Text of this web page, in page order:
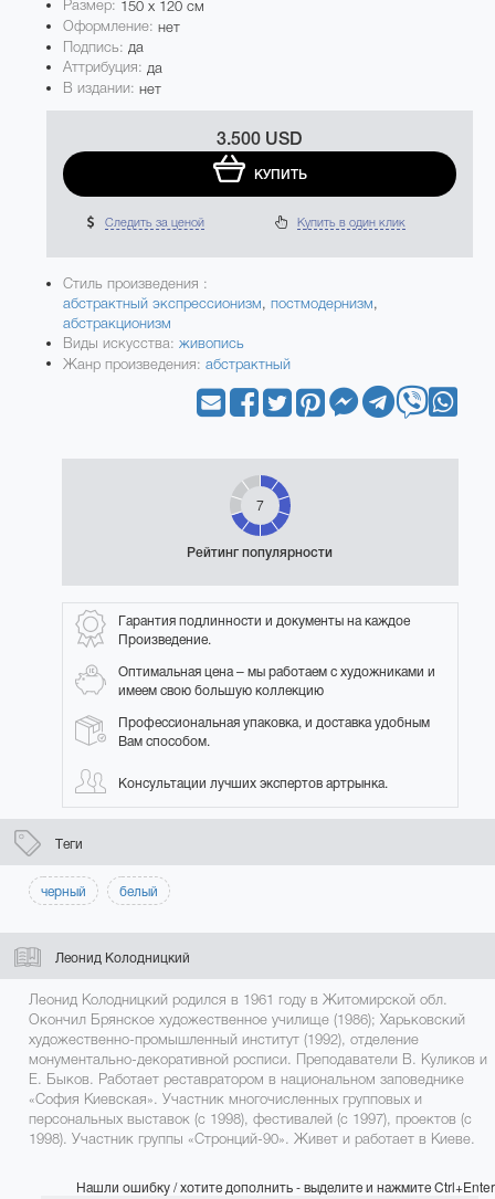
Размер: 150 x 120 см
Оформление:нет
Подпись: да
Аттрибуция: да
В издании:нет
3.500 USD
КУПИТЬ
Следить за ценой Купить в один клик
Стиль произведения :
абстрактный экспрессионизм,постмодернизм,
абстракционизм
Виды искусства:живопись
Жанр произведения: абстрактный
7
Рейтинг популярности
Гарантия подлинности и документы на каждое
Произведение.
Оптимальная цена – мы работаем с художниками и
имеем свою большую коллекцию
Профессиональная упаковка, и доставка удобным
Вам способом.
Консультации лучших экспертов артрынка.
Теги
черный белый
Леонид Колодницкий
Леонид Колодницкий родился в 1961 году в Житомирской обл.
Окончил Брянское художественное училище (1986); Харьковский
художественно-промышленный институт (1992), отделение
монументально-декоративной росписи. Преподаватели В. Куликов и
Е. Быков. Работает реставратором в национальном заповеднике
«София Киевская». Участник многочисленных групповых и
персональных выставок (с 1998), фестивалей (с 1997), проектов (с
1998). Участник группы «Стронций-90». Живет и работает в Киеве.
Нашли ошибку / хотите дополнить - выделите и нажмите Ctrl+Enter